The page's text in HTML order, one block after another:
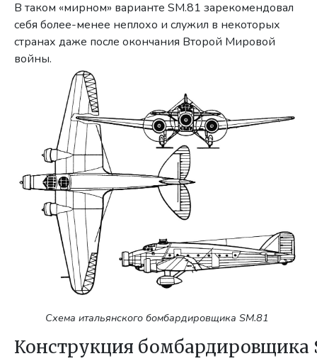
В таком «мирном» варианте SM.81 зарекомендовал
себя более-менее неплохо и служил в некоторых
странах даже после окончания Второй Мировой
войны.
Схема итальянского бомбардировщика SM.81
Конструкция бомбардировщика